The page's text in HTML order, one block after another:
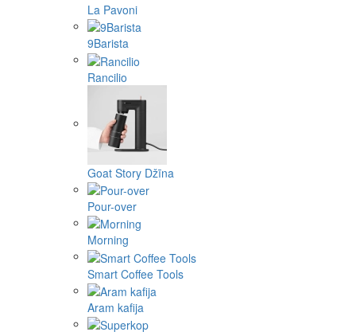
La Pavoni
9Barista
Rancilio
Goat Story Džīna
Pour-over
Morning
Smart Coffee Tools
Aram kafija